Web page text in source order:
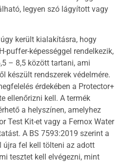
legyen szó lágyított vagy
került kialakításra, hogy
puffer-képességgel rendelkezik,
– 8,5 között tartani, ami
készült rendszerek védelmére.
érdekében a Protector+
ellenőrizni kell. A termék
a helyszínen, amelyhez
Test Kit-et vagy a Fernox Water
A BS 7593:2019 szerint a
újra fel kell tölteni az adott
tesztet kell elvégezni, mint